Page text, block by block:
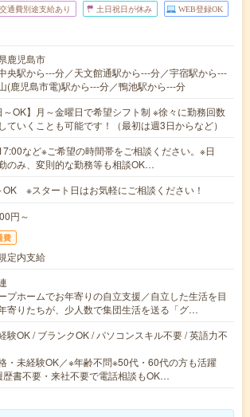
交通費別途支給あり 土日祝日が休み WEB登録OK
鹿児島市
央駅から---分／天文館通駅から---分／宇宿駅から---
(鹿児島市電)駅から---分／鴨池駅から---分
～OK】月～金曜日で希望シフト制 ※徐々に勤務回数
ていくことも可能です！（最初は週3日からなど）
など※ご希望の時間帯をご相談ください。※日
のみ、変則的な勤務等も相談OK…
OK ※スタート日はお気軽にご相談ください！
円～
費
定内支給
プホームでお年寄りの自立支援／自立した生活を目
寄りたちが、少人数で集団生活を送る「グ…
験OK / ブランクOK / パソコンスキル不要 / 英語力不
・未経験OK／※年齢不問※50代・60代の方も活躍
歴書不要・来社不要で電話相談もOK…